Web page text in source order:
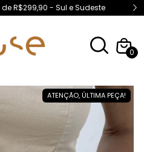
com o cupom "BEMVINDA10"
0
ATENÇÃO, ÚLTIMA PEÇA!